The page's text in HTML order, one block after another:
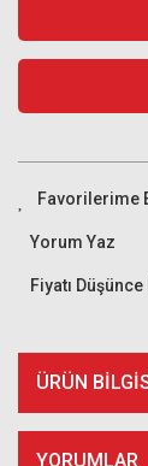
Yorum Yaz
Fiyatı
ÜRÜN
YORUMLAR